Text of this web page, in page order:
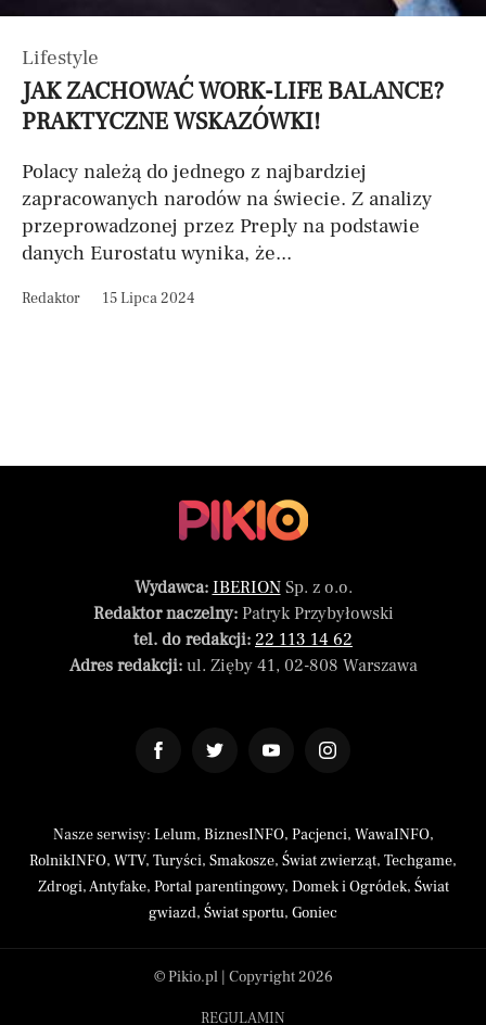
Lifestyle
JAK ZACHOWAĆ WORK-LIFE BALANCE?
PRAKTYCZNE WSKAZÓWKI!
Polacy należą do jednego z najbardziej
zapracowanych narodów na świecie. Z analizy
przeprowadzonej przez Preply na podstawie
danych Eurostatu wynika, że...
Redaktor 15 Lipca 2024
Wydawca: IBERIONSp. z o.o.
Redaktor naczelny:Patryk Przybyłowski
tel. do redakcji: 22 113 14 62
Adres redakcji:ul. Zięby 41, 02-808 Warszawa
Nasze serwisy: Lelum, BiznesINFO, Pacjenci, WawaINFO,
RolnikINFO, WTV, Turyści, Smakosze, Świat zwierząt, Techgame,
Zdrogi,Antyfake, Portal parentingowy, Domek i Ogródek, Świat
gwiazd, Świat sportu, Goniec
© Pikio.pl | Copyright 2026
REGULAMIN